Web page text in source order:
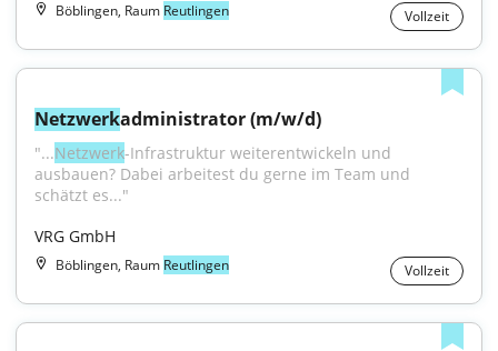
Böblingen, Raum Reutlingen Vollzeit
Netzwerkadministrator (m/w/d)
"...Netzwerk-Infrastruktur weiterentwickeln und
ausbauen? Dabei arbeitest du gerne im Team und
schätzt es..."
VRG GmbH
Böblingen, Raum Reutlingen Vollzeit